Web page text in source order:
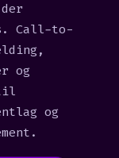
Call-to-
og
til
og